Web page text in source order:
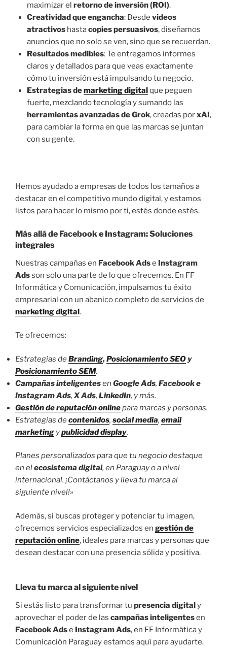
maximizar el retorno de inversión (ROI).
Creatividad que engancha: Desde videos
atractivoshastacopies persuasivos, diseñamos
anuncios que no solo se ven, sino que se recuerdan.
Resultados medibles: Te entregamos informes
claros y detallados para que veas exactamente
cómo tu inversión está impulsando tu negocio.
Estrategias demarketing digitalque peguen
fuerte, mezclando tecnología y sumando las
herramientas avanzadas de Grok, creadas porxAI,
para cambiar la forma en que las marcas se juntan
con su gente.
Hemos ayudado a empresas de todos los tamaños a
destacar en el competitivo mundo digital, y estamos
listos para hacer lo mismo por ti, estés donde estés.
Más allá de Facebook e Instagram: Soluciones
integrales
Nuestras campañas en Facebook Adse Instagram
Adsson solo una parte de lo que ofrecemos. En FF
Informática y Comunicación, impulsamos tu éxito
empresarial con un abanico completo de servicios de
marketing digital.
Te ofrecemos:
Estrategias deBranding, Posicionamiento SEOy
Posicionamiento SEM.
Campañas inteligentesen Google Ads, Facebook e
Instagram Ads, X Ads, LinkedIn, y más.
Gestión de reputación onlinepara marcas y personas.
Estrategias decontenidos, social media, email
marketing ypublicidad display.
Planes personalizados para que tu negocio destaque
en elecosistema digital, en Paraguay o a nivel
internacional. ¡Contáctanos y lleva tu marca al
siguiente nivel!»
Además, si buscas proteger y potenciar tu imagen,
ofrecemos servicios especializados en gestión de
reputación online, ideales para marcas y personas que
desean destacar con una presencia sólida y positiva.
Lleva tu marcaal siguiente nivel
Si estás listo para transformar tu presencia digitaly
aprovechar el poder de las campañas inteligentesen
Facebook Adse Instagram Ads, en FF Informática y
Comunicación Paraguay estamos aquí para ayudarte.